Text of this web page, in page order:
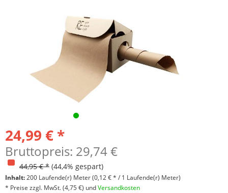
24,99 € *
Bruttopreis: 29,74 €
44,95 € * (44,4% gespart)
Inhalt:200 Laufende(r) Meter(0,12 € * / 1 Laufende(r) Meter)
* Preise zzgl. MwSt.(4,75 €) undVersandkosten